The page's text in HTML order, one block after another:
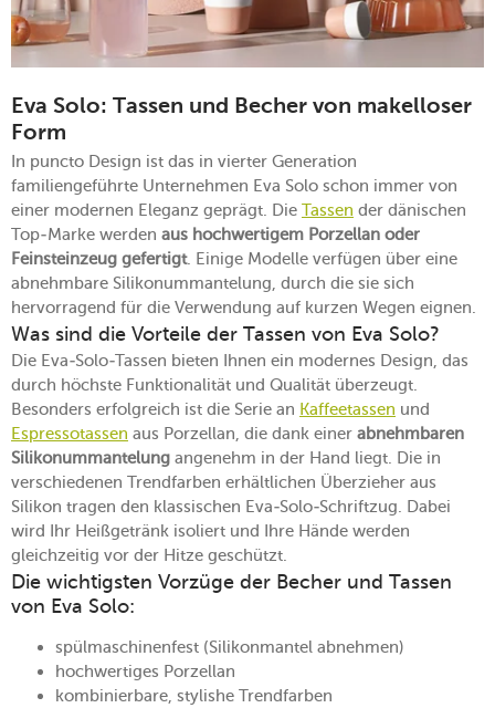
Eva Solo: Tassen und Becher von makelloser
Form
In puncto Design ist das in vierter Generation
familiengeführte Unternehmen Eva Solo schon immer von
einer modernen Eleganz geprägt. Die Tassen der dänischen
Top-Marke werden aus hochwertigem Porzellan oder
Feinsteinzeug gefertigt. Einige Modelle verfügen über eine
abnehmbare Silikonummantelung, durch die sie sich
hervorragend für die Verwendung auf kurzen Wegen eignen.
Was sind die Vorteile der Tassen von Eva Solo?
Die Eva-Solo-Tassen bieten Ihnen ein modernes Design, das
durch höchste Funktionalität und Qualität überzeugt.
Besonders erfolgreich ist die Serie an Kaffeetassen und
Espressotassen aus Porzellan, die dank einer abnehmbaren
Silikonummantelung angenehm in der Hand liegt. Die in
verschiedenen Trendfarben erhältlichen Überzieher aus
Silikon tragen den klassischen Eva-Solo-Schriftzug. Dabei
wird Ihr Heißgetränk isoliert und Ihre Hände werden
gleichzeitig vor der Hitze geschützt.
Die wichtigsten Vorzüge der Becher und Tassen
von Eva Solo:
spülmaschinenfest (Silikonmantel abnehmen)
hochwertiges Porzellan
kombinierbare, stylishe Trendfarben